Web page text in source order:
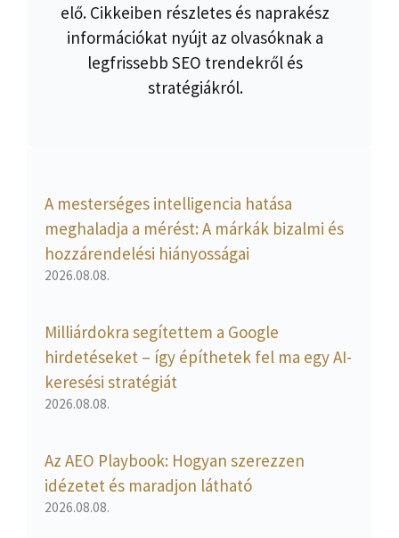
elő. Cikkeiben részletes és naprakész
információkat nyújt az olvasóknak a
legfrissebb SEO trendekről és
stratégiákról.
A mesterséges intelligencia hatása
meghaladja a mérést: A márkák bizalmi és
hozzárendelési hiányosságai
2026.08.08.
Milliárdokra segítettem a Google
hirdetéseket – így építhetek fel ma egy AI-
keresési stratégiát
2026.08.08.
Az AEO Playbook: Hogyan szerezzen
idézetet és maradjon látható
2026.08.08.